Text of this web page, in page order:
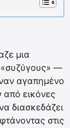
μια
«συζύγους» —
αγαπημένο
εικόνες
διασκεδάζει
στις